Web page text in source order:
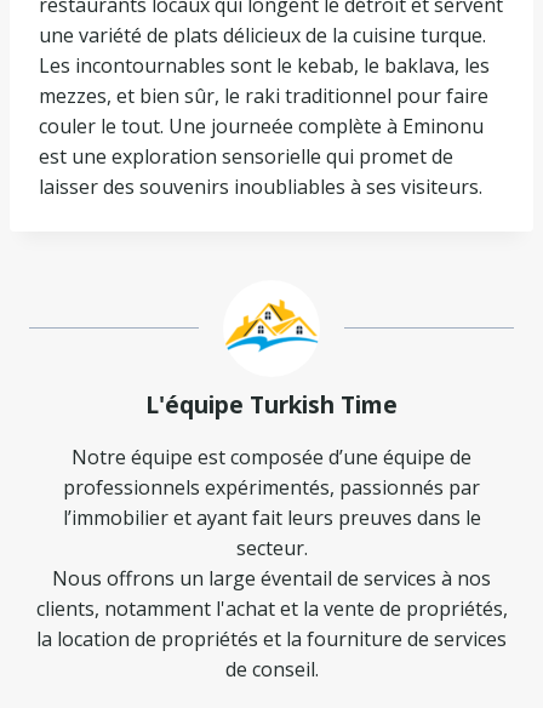
une variété de plats délicieux de la cuisine turque.
Les incontournables sont le kebab, le baklava, les
mezzes, et bien sûr, le raki traditionnel pour faire
couler le tout. Une journeée complète à Eminonu
est une exploration sensorielle qui promet de
laisser des souvenirs inoubliables à ses visiteurs.
L'équipe Turkish Time
Notre équipe est composée d’une équipe de
professionnels expérimentés, passionnés par
l’immobilier et ayant fait leurs preuves dans le
secteur.
Nous offrons un large éventail de services à nos
clients, notamment l'achat et la vente de propriétés,
la location de propriétés et la fourniture de services
de conseil.